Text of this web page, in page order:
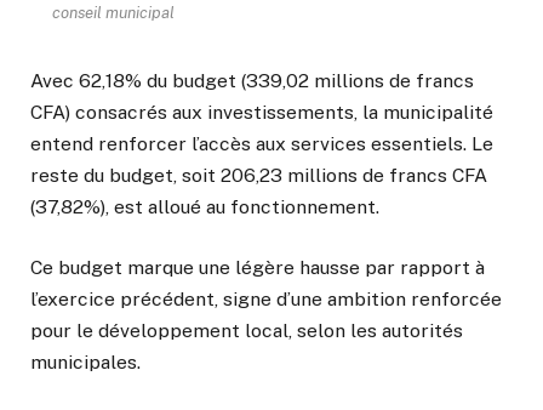
conseil municipal
Avec 62,18% du budget (339,02 millions de francs
CFA) consacrés aux investissements, la municipalité
entend renforcer l’accès aux services essentiels. Le
reste du budget, soit 206,23 millions de francs CFA
(37,82%), est alloué au fonctionnement.
Ce budget marque une légère hausse par rapport à
l’exercice précédent, signe d’une ambition renforcée
pour le développement local, selon les autorités
municipales.